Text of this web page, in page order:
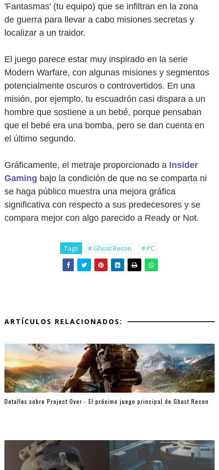
'Fantasmas' (tu equipo) que se infiltran en la zona
de guerra para llevar a cabo misiones secretas y
localizar a un traidor.
El juego parece estar muy inspirado en la serie
Modern Warfare, con algunas misiones y segmentos
potencialmente oscuros o controvertidos. En una
misión, por ejemplo, tu escuadrón casi dispara a un
hombre que sostiene a un bebé, porque pensaban
que el bebé era una bomba, pero se dan cuenta en
el último segundo.
Gráficamente, el metraje proporcionado a Insider
Gaming bajo la condición de que no se comparta ni
se haga público muestra una mejora gráfica
significativa con respecto a sus predecesores y se
compara mejor con algo parecido a Ready or Not.
Tags # Ghost Recon # PC
ARTÍCULOS RELACIONADOS:
Detalles sobre Project Over - El próximo juego principal de Ghost Recon